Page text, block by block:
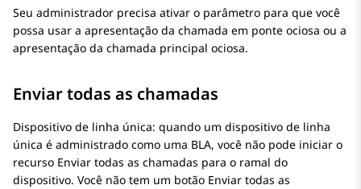
Seu administrador precisa ativar o parâmetro para que você
possa usar a apresentação da chamada em ponte ociosa ou a
apresentação da chamada principal ociosa.
Enviar todas as chamadas
Dispositivo de linha única: quando um dispositivo de linha
única é administrado como uma BLA, você não pode iniciar o
recurso Enviar todas as chamadas para o ramal do
dispositivo. Você não tem um botão Enviar todas as